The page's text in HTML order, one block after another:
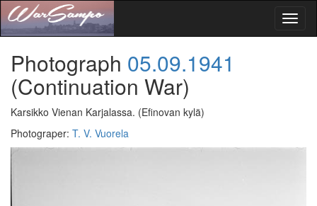
Photograph 05.09.1941
(Continuation War)
Karsikko Vienan Karjalassa. (Efinovan kylä)
Photograper: T. V. Vuorela